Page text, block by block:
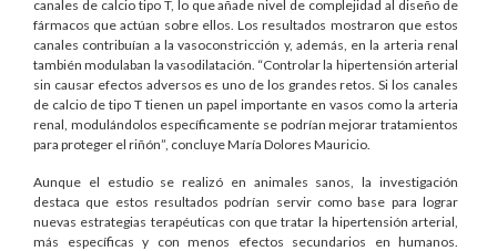
canales de calcio tipo T, lo que añade nivel de complejidad al diseño de
fármacos que actúan sobre ellos. Los resultados mostraron que estos
canales contribuían a la vasoconstricción y, además, en la arteria renal
también modulaban la vasodilatación. “Controlar la hipertensión arterial
sin causar efectos adversos es uno de los grandes retos. Si los canales
de calcio de tipo T tienen un papel importante en vasos como la arteria
renal, modulándolos específicamente se podrían mejorar tratamientos
para proteger el riñón”, concluye María Dolores Mauricio.
Aunque el estudio se realizó en animales sanos, la investigación
destaca que estos resultados podrían servir como base para lograr
nuevas estrategias terapéuticas con que tratar la hipertensión arterial,
más específicas y con menos efectos secundarios en humanos.